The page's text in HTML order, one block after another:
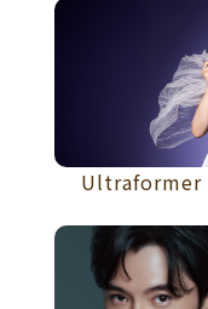
Ultraformer